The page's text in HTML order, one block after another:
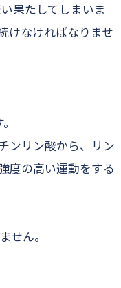
果たしてしまいま
けなければなりませ
ンリン酸から、リン
度の高い運動をする
せん。